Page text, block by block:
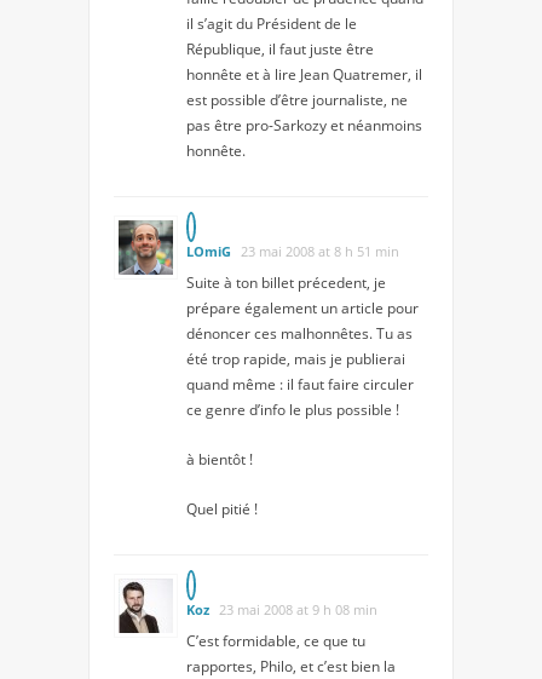
il s’agit du Président de le
République, il faut juste être
honnête et à lire Jean Quatremer, il
est possible d’être journaliste, ne
pas être pro-Sarkozy et néanmoins
honnête.
LOmiG 23 mai 2008 at 8 h 51 min
Suite à ton billet précedent, je
prépare également un article pour
dénoncer ces malhonnêtes. Tu as
été trop rapide, mais je publierai
quand même : il faut faire circuler
ce genre d’info le plus possible !
à bientôt !
Quel pitié !
Koz 23 mai 2008 at 9 h 08 min
C’est formidable, ce que tu
rapportes, Philo, et c’est bien la